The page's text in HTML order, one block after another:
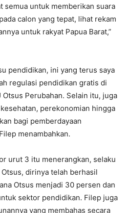
semua untuk memberikan suara
calon yang tepat, lihat rekam
untuk rakyat Papua Barat,”
pendidikan, ini yang terus saya
regulasi pendidikan gratis di
Otsus Perubahan. Selain itu, juga
perekonomian hingga
bagi pemberdayaan
menambahkan.
urut 3 itu menerangkan, selaku
dirinya telah berhasil
Otsus menjadi 30 persen dan
sektor pendidikan. Filep juga
yang membahas secara